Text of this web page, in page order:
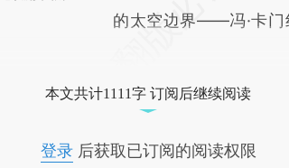
的太空边界——冯·卡门
本文共计1111字 订阅后继续阅读
登录后获取已订阅的阅读权限